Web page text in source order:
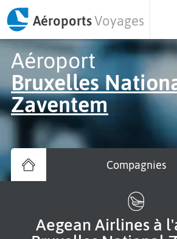
AéroportsVoyages
Aéroport
Bruxelles
Zaventem
Compagnies
Aegean Airlines à l'aéroport